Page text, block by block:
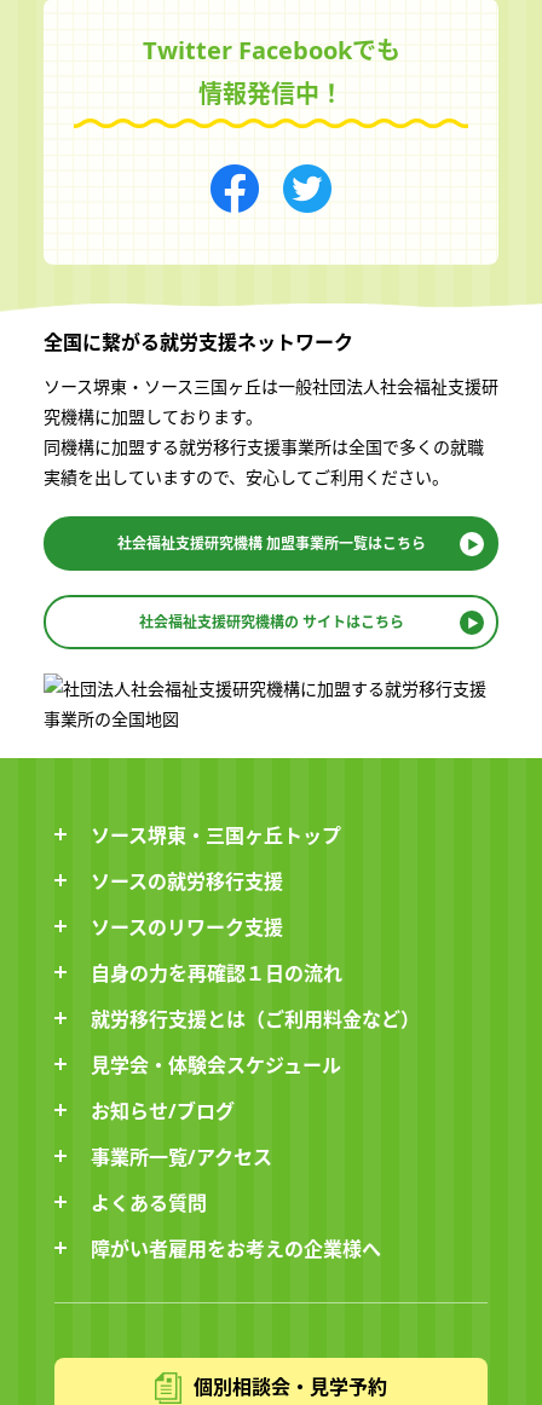
Twitter Facebookでも
情報発信中！
全国に繋がる就労支援ネットワーク
ソース堺東・ソース三国ヶ丘は一般社団法⼈社会福祉⽀援研
究機構に加盟しております。
同機構に加盟する就労移⾏⽀援事業所は全国で多くの就職
実績を出していますので、安⼼してご利⽤ください。
社会福祉支援研究機構加盟事業所一覧はこちら
社会福祉支援研究機構の サイトはこちら
ソース堺東・三国ヶ丘トップ
ソースの就労移行支援
ソースのリワーク支援
自身の力を再確認１日の流れ
就労移行支援とは（ご利用料金など）
見学会・体験会スケジュール
お知らせ/ブログ
事業所一覧/アクセス
よくある質問
障がい者雇用をお考えの企業様へ
個別相談会・見学予約